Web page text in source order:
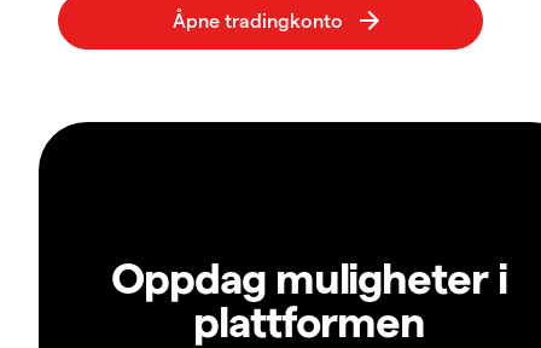
Oppdag muligheter i
plattformen